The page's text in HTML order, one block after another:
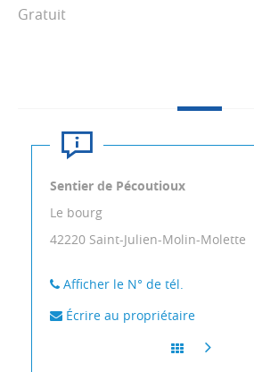
Sentier de Pécoutioux
Le bourg
42220 Saint-Julien-Molin-Molette
Afficher le N° de tél.
Écrire au propriétaire
Gratuit